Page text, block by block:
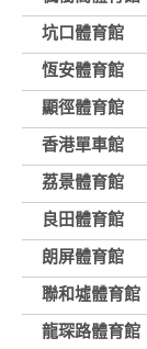
坑口體育館
恆安體育館
顯徑體育館
香港單車館
荔景體育館
良田體育館
朗屏體育館
聯和墟體育館
龍琛路體育館